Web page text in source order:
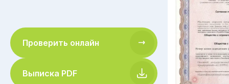
Проверить онлайн
Выписка PDF